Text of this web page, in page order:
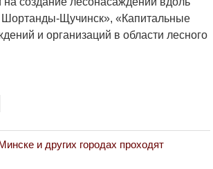
Шортанды-Щучинск», «Капитальные
и организаций в области лесного
и других городах проходят